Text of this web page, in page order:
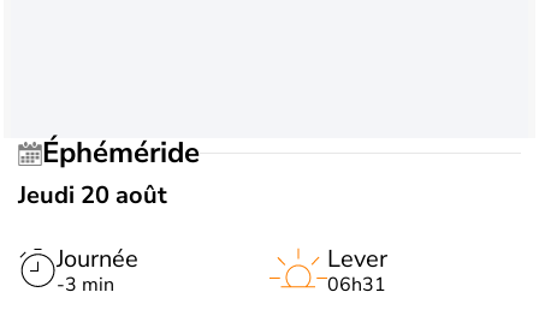
Éphéméride
Jeudi 20 août
Journée
-3 min
Lever
06h31